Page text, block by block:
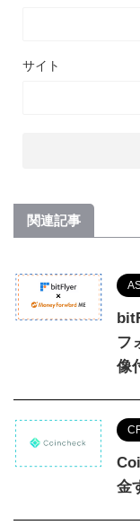
サイト
関連記事
フ
像
金